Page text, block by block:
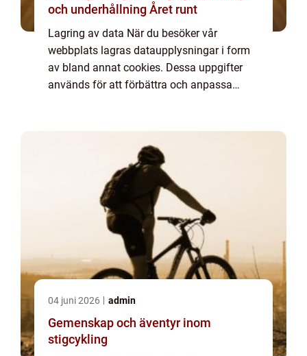
och underhållning Året runt
Lagring av data När du besöker vår
webbplats lagras dataupplysningar i form
av bland annat cookies. Dessa uppgifter
används för att förbättra och anpassa
04 juni 2026 admin
Gemenskap och äventyr inom
stigcykling